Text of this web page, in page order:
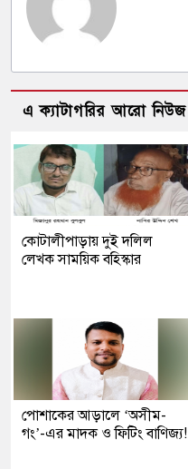
এ ক্যাটাগরির আরো নিউজ
কোটালীপাড়ায় দুই দলিল
লেখক সাময়িক বহিস্কার
পোশাকের আড়ালে ‘অসীম-
গং’-এর মাদক ও ফিটিং বাণিজ্য!